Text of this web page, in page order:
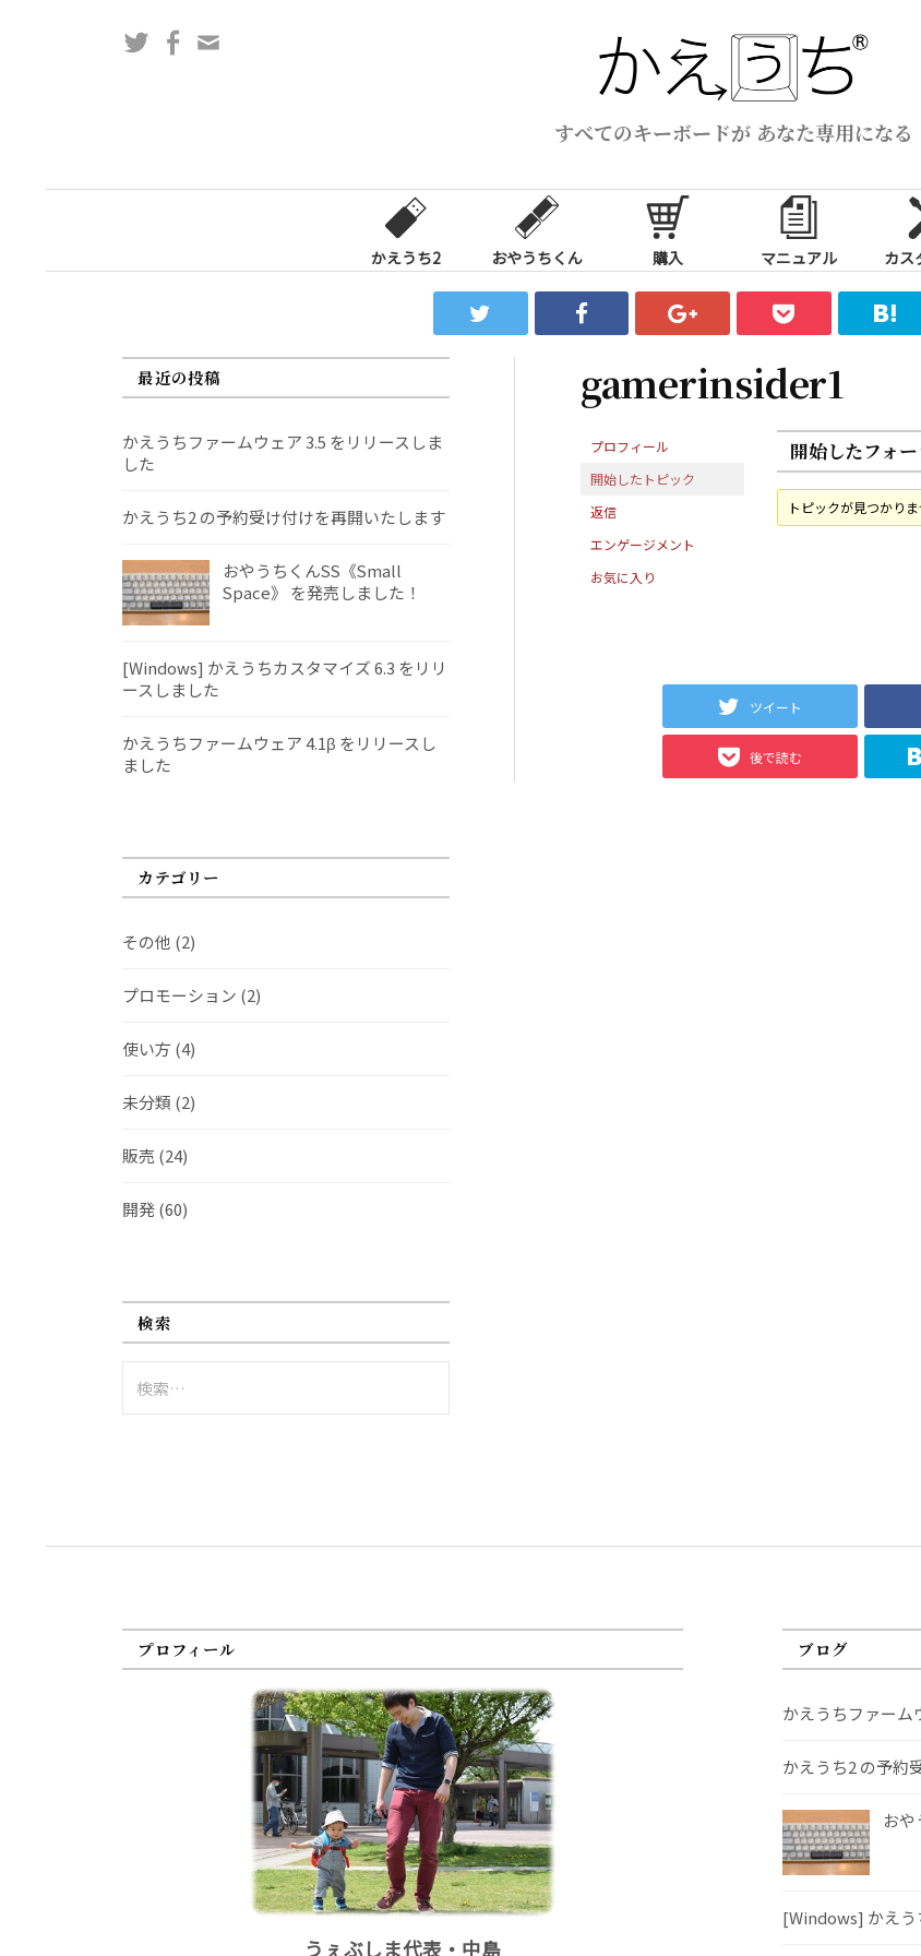
ス
すべてのキーボードが あなた専用になる
TwitterFacebook
かえうち2 おやうちくん 購入 マニュアル カス
gamerinsider1
プロフィール
開始したトピック
返信
エンゲージメント
お気に入り
開始したフォ
トピックが見つかりま
ツイート
後で読む
最近の投稿
かえうちファームウェア 3.5 をリリースしま
した
かえうち2 の予約受け付けを再開いたします
おやうちくんSS《Small
Space》 を発売しました！
[Windows] かえうちカスタマイズ 6.3 をリリ
ースしました
かえうちファームウェア 4.1β をリリースし
ました
カテゴリー
その他 (2)
プロモーション (2)
使い方 (4)
未分類 (2)
販売 (24)
開発(60)
検索
索:
プロフィール
うぇぶしま代表・中島
ブログ
かえうちファーム
かえうち2 の予約
お
[Windows] かえう